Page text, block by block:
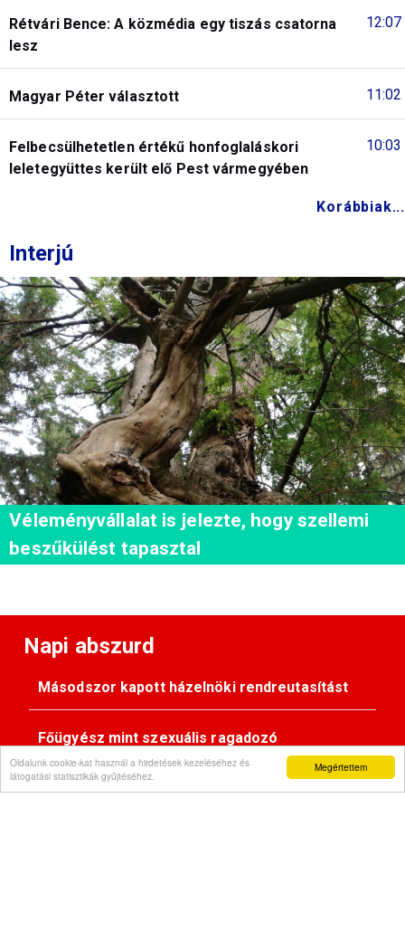
Megértettem
Oldalunk cookie-kat használ a hirdetések kezeléséhez és
látogatási statisztikák gyűjtéséhez.
12:07
Rétvári Bence: A közmédia egy tiszás csatorna
lesz
11:02
Magyar Péter választott
10:03
Felbecsülhetetlen értékű honfoglaláskori
leletegyüttes került elő Pest vármegyében
Korábbiak...
Interjú
Véleményvállalat is jelezte, hogy szellemi
beszűkülést tapasztal
Napi abszurd
Másodszor kapott házelnöki rendreutasítást
Főügyész mint szexuális ragadozó
Pimasz önkényúr